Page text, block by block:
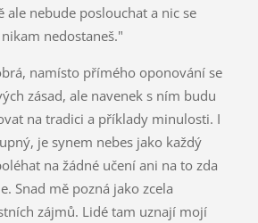
nebude poslouchat a nic se
nedostaneš."
namísto přímého oponování se
zásad, ale navenek s ním budu
na tradici a příklady minulosti. I
je synem nebes jako každý
na žádné učení ani na to zda
Snad mě pozná jako zcela
zájmů. Lidé tam uznají mojí